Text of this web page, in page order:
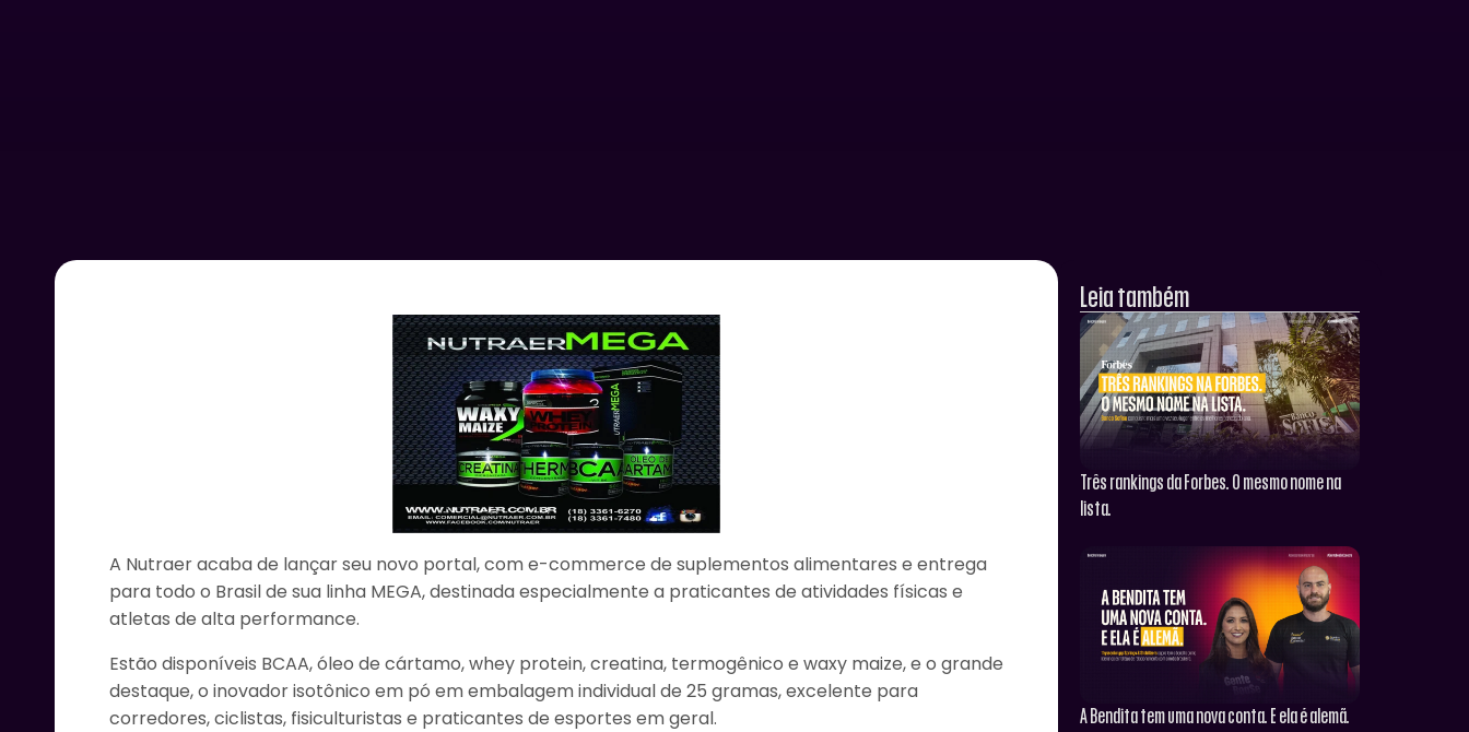
A Nutraer acaba de lançar seu novo portal, com e-commerce de suplementos alimentares e entrega
para todo o Brasil de sua linha MEGA, destinada especialmente a praticantes de atividades físicas e
atletas de alta performance.
Estão disponíveis BCAA, óleo de cártamo, whey protein, creatina, termogênico e waxy maize, e o grande
destaque, o inovador isotônico em pó em embalagem individual de 25 gramas, excelente para
corredores, ciclistas, fisiculturistas e praticantes de esportes em geral.
Leia também
Três rankings da Forbes. O mesmo nome na
lista.
A Bendita tem uma nova conta. E ela é alemã.
Clique aqui e responda